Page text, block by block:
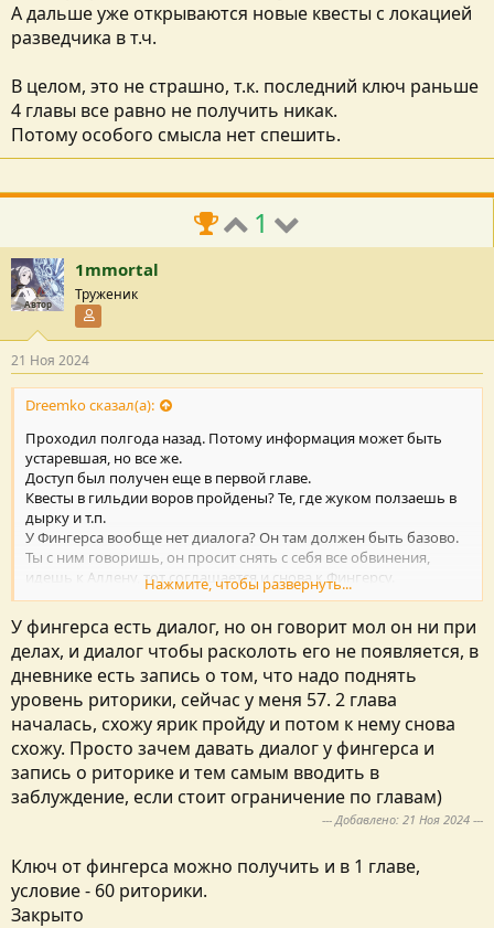
А дальше уже открываются новые квесты с локацией
разведчика в т.ч.
В целом, это не страшно, т.к. последний ключ раньше
4 главы все равно не получить никак.
Потому особого смысла нет спешить.
1
Автор
1mmortal
Труженик
21 Ноя 2024
Dreemko сказал(а):
Проходил полгода назад. Потому информация может быть
устаревшая, но все же.
Доступ был получен еще в первой главе.
Квесты в гильдии воров пройдены? Те, где жуком ползаешь в
дырку и т.п.
У Фингерса вообще нет диалога? Он там должен быть базово.
Ты с ним говоришь, он просит снять с себя все обвинения,
идешь к Аллену, тот соглашается и снова к Фингерсу.
Фингерс рассказывает о том, куда дел все ключи.
А дальше уже открываются новые квесты с локацией
разведчика в т.ч.
В целом, это не страшно, т.к. последний ключ раньше 4 главы
все равно не получить никак.
Потому особого смысла нет спешить.
Нажмите, чтобы развернуть...
У фингерса есть диалог, но он говорит мол он ни при
делах, и диалог чтобы расколоть его не появляется, в
дневнике есть запись о том, что надо поднять
уровень риторики, сейчас у меня 57. 2 глава
началась, схожу ярик пройду и потом к нему снова
схожу. Просто зачем давать диалог у фингерса и
запись о риторике и тем самым вводить в
заблуждение, если стоит ограничение по главам)
--- Добавлено: 21 Ноя 2024 ---
Ключ от фингерса можно получить и в 1 главе,
условие - 60 риторики.
Закрыто